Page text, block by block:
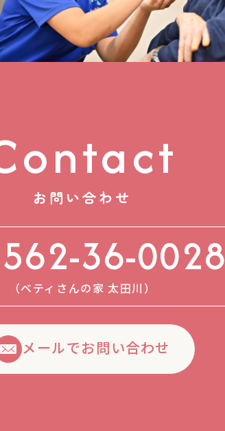
お問い合わせ
36-0028
（ベティさんの家 太⽥川）
メールでお問い合わせ